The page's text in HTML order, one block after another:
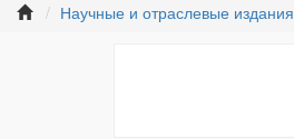
Научные и отраслевые издания